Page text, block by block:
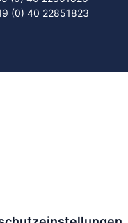
(0) 40 22851823